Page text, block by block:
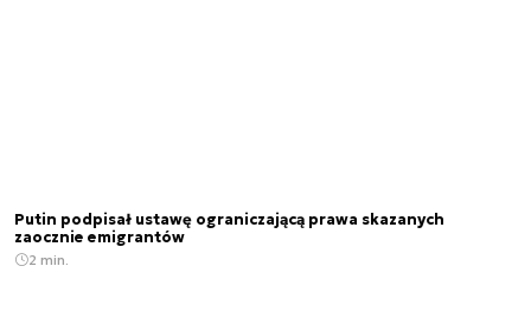
Putin podpisał ustawę ograniczającą prawa skazanych
zaocznie emigrantów
2 min.